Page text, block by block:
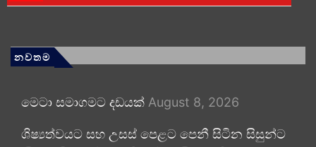
නවතම
මෙටා සමාගමට දඩයක් August 8, 2026
ශිෂ්‍යත්වයට සහ උසස් පෙළට පෙනී සිටින සිසුන්ට